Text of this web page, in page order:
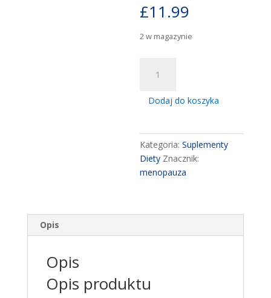
£11.99
2 w magazynie
Duo-
28
powlekanych
na
dzien
+
powlekanych
Dodaj do koszyka
Kategoria:Suplementy
Diety Znacznik:
menopauza
Opis
Opis
Opis produktu